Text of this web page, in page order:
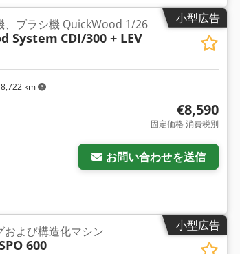
小型広告
km
、ブラシ機 QuickWood 1/26
System CDI/300 + LEV
€8,590
固定価格 消費税別
お問い合わせを送信
小型広告
および構造化マシン
600